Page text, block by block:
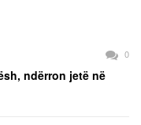
0
ndërron jetë në